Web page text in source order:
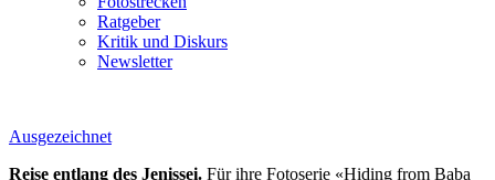
Ratgeber
Kritik und Diskurs
Newsletter
Ausgezeichnet
Reise entlang des Jenissei. Für ihre Fotoserie «Hiding from Baba